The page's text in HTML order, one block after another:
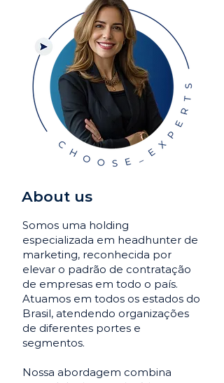
About us
Somos uma holding
especializada em headhunter de
marketing, reconhecida por
elevar o padrão de contratação
de empresas em todo o país.
Atuamos em todos os estados do
Brasil, atendendo organizações
de diferentes portes e
segmentos.
Nossa abordagem combina